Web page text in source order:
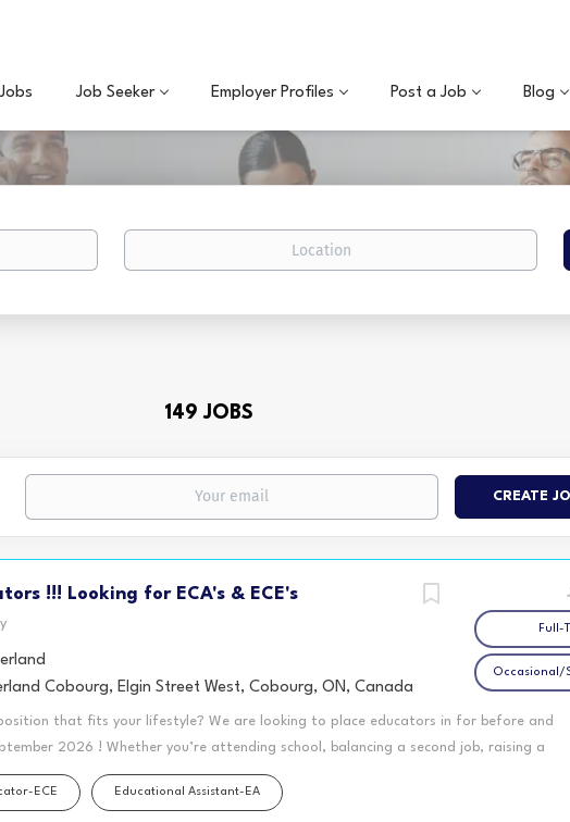
Job Seeker Employer Profiles Post a Job Blog
Location
149 JOBS
Full-
Occasional/
!!! Looking for ECA's & ECE's
Cobourg, Elgin Street West, Cobourg, ON, Canada
that fits your lifestyle? We are looking to place educators in for before and
2026 ! Whether you’re attending school, balancing a second job, raising a
for a schedule that gives you more freedom during the day, the YMCA
for you! Our Before and After School Programs, located in various KPR
ECE Educational Assistant-EA